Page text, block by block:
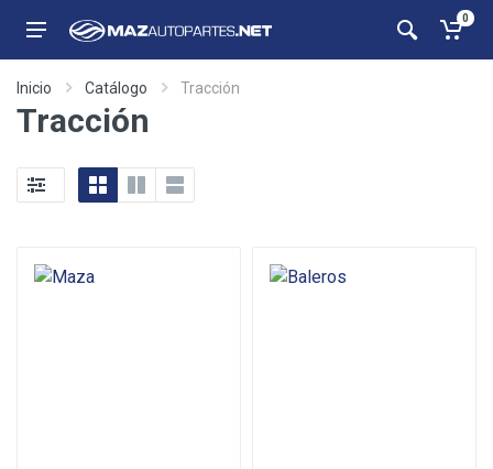
0
Inicio Catálogo Tracción
Tracción